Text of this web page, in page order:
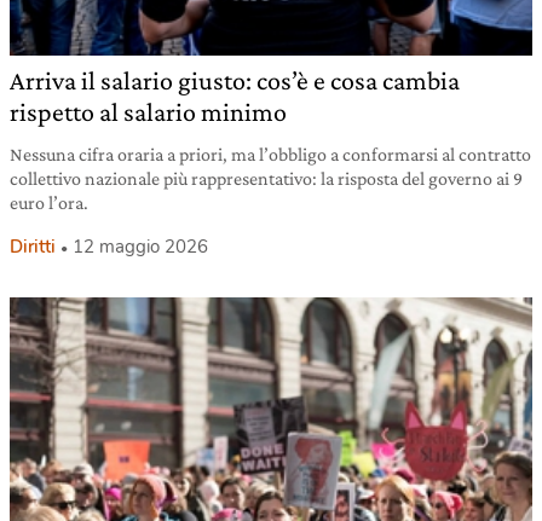
Arriva il salario giusto: cos’è e cosa cambia
rispetto al salario minimo
Nessuna cifra oraria a priori, ma l’obbligo a conformarsi al contratto
collettivo nazionale più rappresentativo: la risposta del governo ai 9
euro l’ora.
Diritti 12 maggio 2026